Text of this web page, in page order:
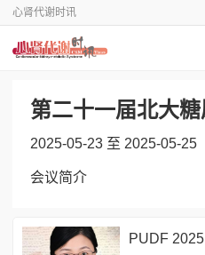
心肾代谢时讯
第二十一届北大
2025-05-23 至 2025-05-25
会议简介
PUDF